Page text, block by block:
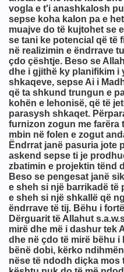
Chemtrails,Alienet,Ufot.
keqja